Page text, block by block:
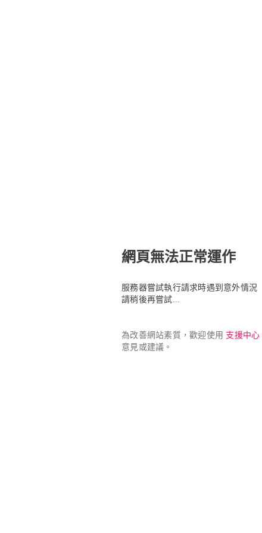
網頁無法正常運作
服務器嘗試執行請求時遇到意外情況
請稍後再嘗試...
為改善網站素質，歡迎使用 支援中心
意見或建議。